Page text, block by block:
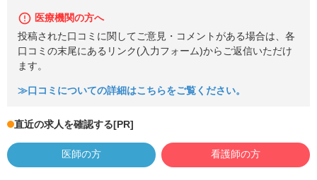
医療機関の方へ
投稿された口コミに関してご意見・コメントがある場合は、各
口コミの末尾にあるリンク(入力フォーム)からご返信いただけ
ます。
≫口コミについての詳細はこちらをご覧ください。
直近の求人を確認する[PR]
医師の方 看護師の方